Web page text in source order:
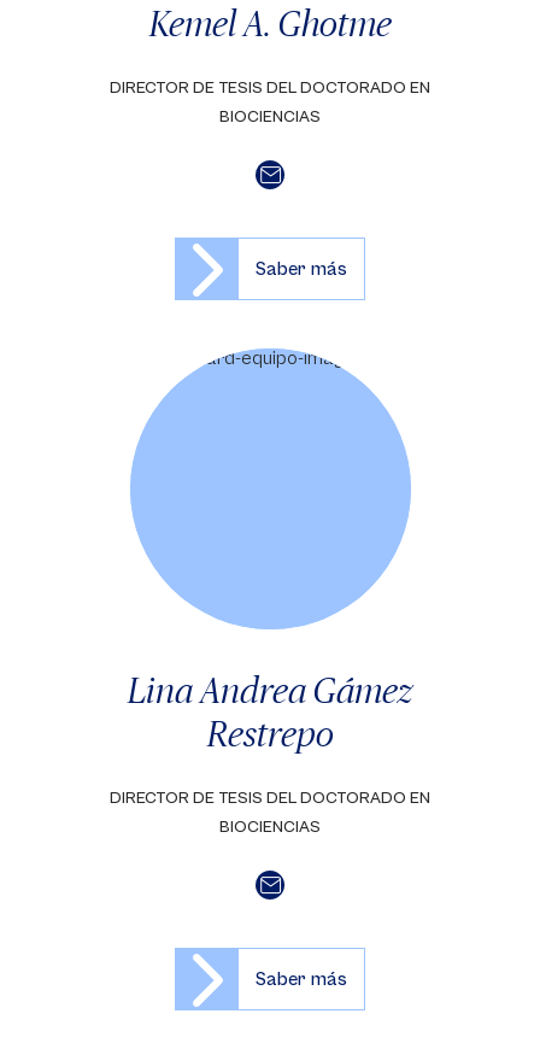
Kemel A. Ghotme
DIRECTOR DE TESIS DEL DOCTORADO EN
BIOCIENCIAS
Saber más
Lina Andrea Gámez
Restrepo
DIRECTOR DE TESIS DEL DOCTORADO EN
BIOCIENCIAS
Saber más